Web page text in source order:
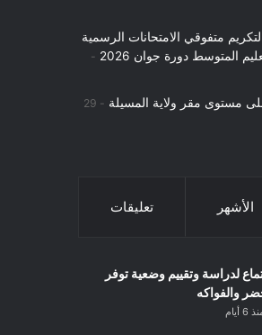
متفوقي الامتحانات الرسمية
المتوسط دورة جوان 2026
مستوى مقر ولاية المسيلة
29
الأشهر تعليقات
لدراسة وتقييم وضعية توفر
والفواكه
6 أيام